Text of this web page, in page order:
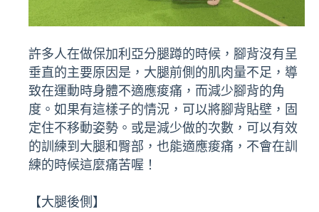
許多人在做保加利亞分腿蹲的時候，腳背沒有呈
垂直的主要原因是，大腿前側的肌肉量不足，導
致在運動時身體不適應痠痛，而減少腳背的角
度。如果有這樣子的情況，可以將腳背貼壁，固
定住不移動姿勢。或是減少做的次數，可以有效
的訓練到大腿和臀部，也能適應痠痛，不會在訓
練的時候這麼痛苦喔！
【大腿後側】